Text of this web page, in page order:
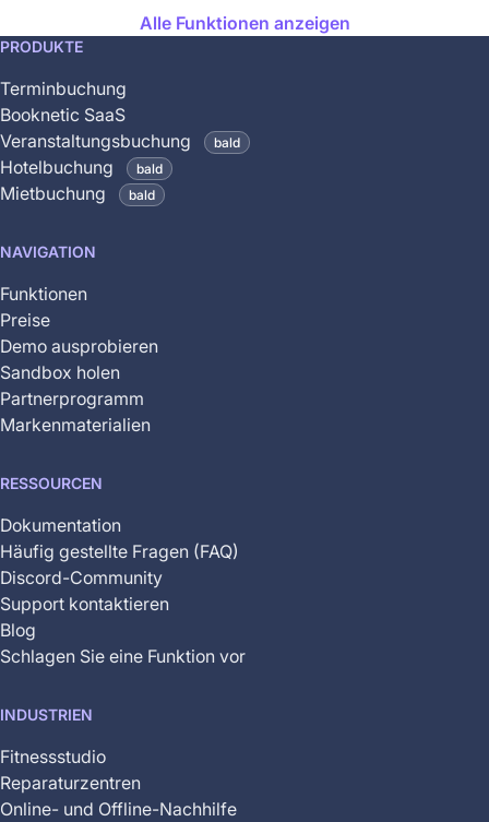
Alle Funktionen anzeigen
This
is
coming
soon
and
is
yet
available
PRODUKTE
Terminbuchung
Booknetic SaaS
Veranstaltungsbuchung
bald
Hotelbuchung bald
Mietbuchung bald
NAVIGATION
Funktionen
Preise
Demo ausprobieren
Sandbox holen
Partnerprogramm
Markenmaterialien
RESSOURCEN
Dokumentation
Häufig gestellte Fragen (FAQ)
Discord-Community
Support kontaktieren
Blog
Schlagen Sie eine Funktion vor
INDUSTRIEN
Fitnessstudio
Reparaturzentren
Online- und Offline-Nachhilfe